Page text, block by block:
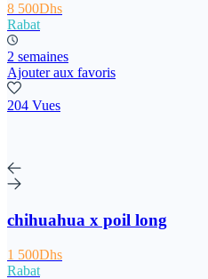
8 500Dhs
Rabat
2 semaines
Ajouter aux favoris
204 Vues
chihuahua x poil long
1 500Dhs
Rabat